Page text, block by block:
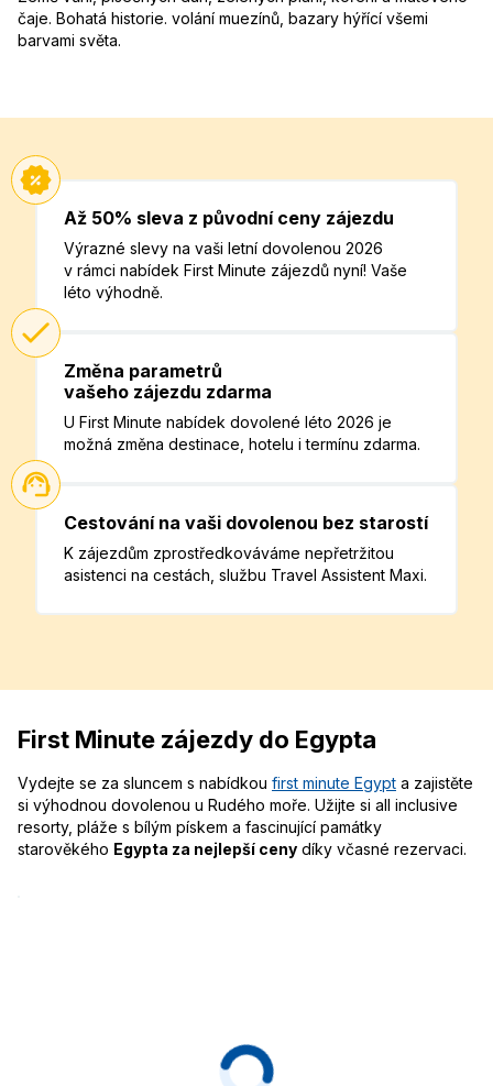
čaje. Bohatá historie. volání muezínů, bazary hýřící všemi
barvami světa.
Až 50% sleva z původní ceny zájezdu
Výrazné slevy na vaši letní dovolenou 2026
v rámci nabídek First Minute zájezdů nyní! Vaše
léto výhodně.
Změna parametrů
vašeho zájezdu zdarma
U First Minute nabídek dovolené léto 2026 je
možná změna destinace, hotelu i termínu zdarma.
Cestování na vaši dovolenou bez starostí
K zájezdům zprostředkováváme nepřetržitou
asistenci na cestách, službu Travel Assistent Maxi.
First Minute zájezdy do Egypta
Vydejte se za sluncem s nabídkou first minute Egypt a zajistěte
si výhodnou dovolenou u Rudého moře. Užijte si all inclusive
resorty, pláže s bílým pískem a fascinující památky
starověkého Egypta za nejlepší ceny díky včasné rezervaci.